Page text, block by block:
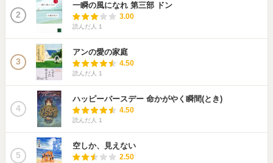
2
一瞬の風になれ 第三部 ドン
3.00
読んだ人 1
3
アンの愛の家庭
4.50
読んだ人 1
4
ハッピーバースデー 命かがやく瞬間(とき)
4.50
読んだ人 1
5
空しか、見えない
2.50